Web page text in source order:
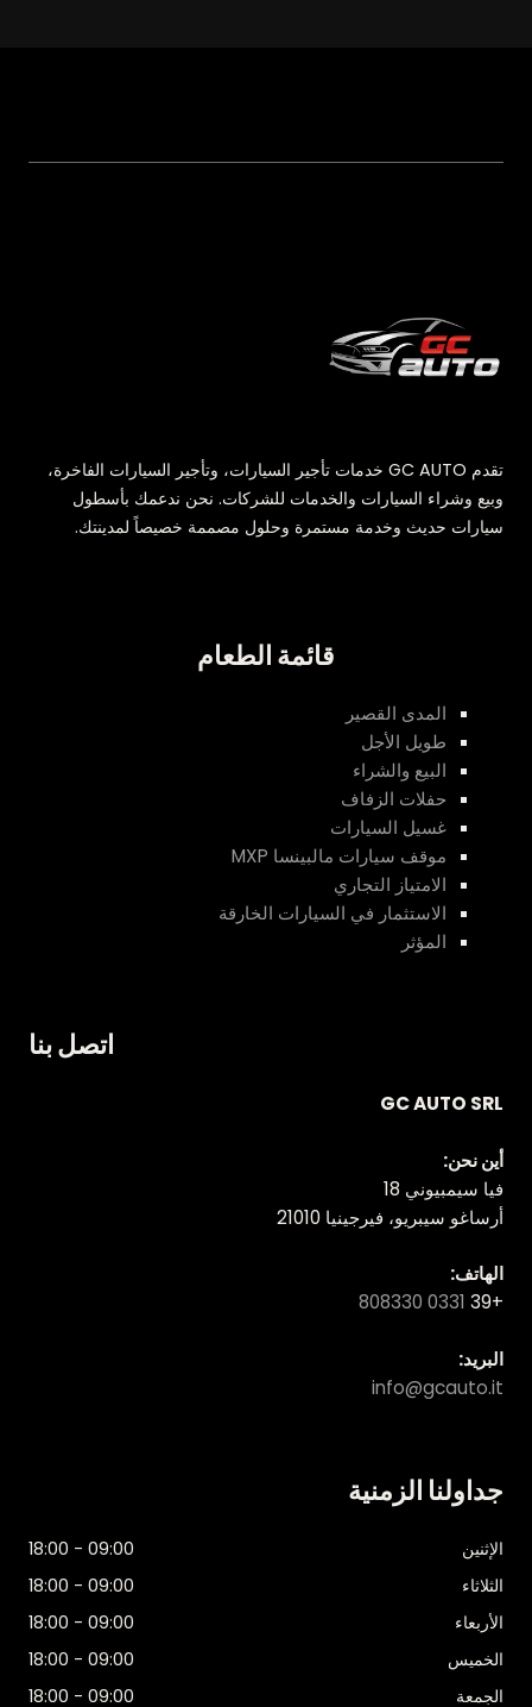
تقدم GC AUTO خدمات تأجير السيارات، وتأجير السيارات الفاخرة،
وبيع وشراء السيارات والخدمات للشركات. نحن ندعمك بأسطول
سيارات حديث وخدمة مستمرة وحلول مصممة خصيصاً لمدينتك.
قائمة الطعام
المدى القصير
طويل الأجل
البيع والشراء
حفلات الزفاف
غسيل السيارات
موقف سيارات مالبينسا MXP
الامتياز التجاري
الاستثمار في السيارات الخارقة
المؤثر
اتصل بنا
GC AUTO SRL
أين نحن:
فيا سيمبيوني 18
أرساغو سيبريو، فيرجينيا 21010
الهاتف:
+39
0331 808330
البريد:
info@gcauto.it
جداولنا الزمنية
الإثنين
09:00 - 18:00
الثلاثاء
09:00 - 18:00
الأربعاء
09:00 - 18:00
الخميس
09:00 - 18:00
الجمعة
09:00 - 18:00